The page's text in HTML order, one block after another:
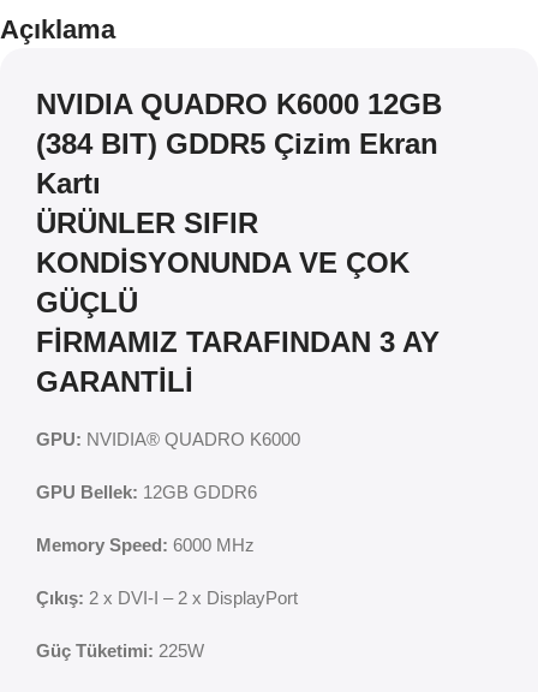
Açıklama
NVIDIA QUADRO K6000 12GB
(384 BIT) GDDR5 Çizim Ekran
Kartı
ÜRÜNLER SIFIR
KONDİSYONUNDA VE ÇOK
GÜÇLÜ
FİRMAMIZ TARAFINDAN 3 AY
GARANTİLİ
GPU: NVIDIA® ‎QUADRO K6000
GPU Bellek: 12GB GDDR6
Memory Speed: 6000 MHz
Çıkış: 2 x DVI-I – 2 x DisplayPort
Güç Tüketimi: 225W